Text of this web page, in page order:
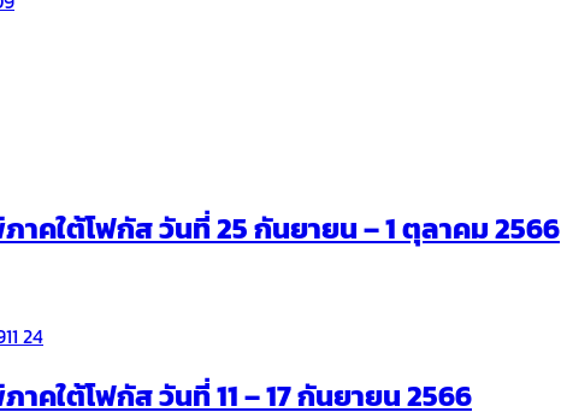
คใต้โฟกัส วันที่ 25 กันยายน – 1 ตุลาคม 2566
คใต้โฟกัส วันที่ 11 – 17 กันยายน 2566